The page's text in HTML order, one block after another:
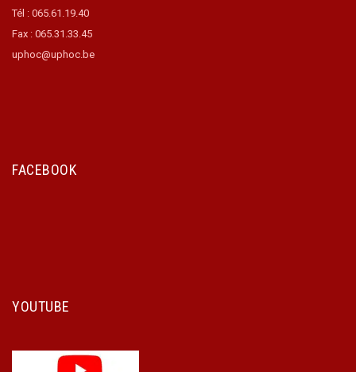
Tél : 065.61.19.40
Fax : 065.31.33.45
uphoc@uphoc.be
FACEBOOK
YOUTUBE